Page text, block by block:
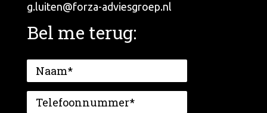
g.luiten@forza-adviesgroep.nl
Bel me terug: